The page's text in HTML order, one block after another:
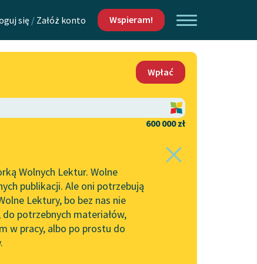
się / Załóż konto Wspieram!
Lektur
Kontakt
O projekcie
Zasady wykorzystania
Wolnych Lektur
Logotypy
Materiały promocyjne
Wpłać
600 000 zł
Wolnych Lektur. Wolne
publikacji. Ale oni potrzebują
Lektury, bo bez nas nie
potrzebnych materiałów,
w pracy, albo po prostu do